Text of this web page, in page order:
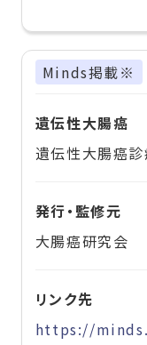
Minds掲載※
遺伝性大腸癌
遺伝性大腸癌
発行・監修元
大腸癌研究会
リンク先
https://